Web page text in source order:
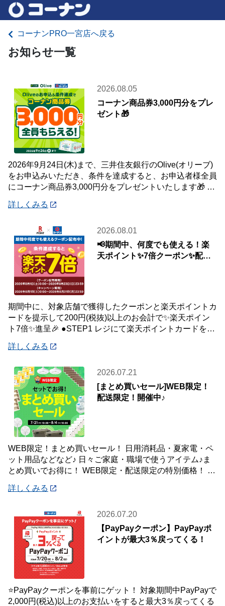
コーナンPRO一宮店へ戻る
お知らせ一覧
2026.08.05
コーナン商品券3,000円分をプレ
ゼント🎁
2026年9月24日(木)まで、三井住友銀行のOlive(オリーブ)
をお申込みいただき、条件を達成すると、お申込者様全員
にコーナン商品券3,000円分をプレゼントいたします🎁 詳
詳しくみる
2026.08.01
📢期間中、何度でも使える！楽
天ポイント✨7倍クーポン✨配布
期間中に、対象店舗で獲得したクーポンと楽天ポイントカ
ードを提示して200円(税抜)以上のお会計で✨楽天ポイン
ト7倍✨進呈🎉 ●STEP1 レジにて楽天ポイントカードを提
詳しくみる
2026.07.21
[まとめ買いセール]WEB限定！
配送限定！開催中♪
WEB限定！まとめ買いセール！ 日用消耗品・夏家電・ペ
ット用品などなど♪ 日々ご家庭・職場で使うアイテム♪ま
とめ買いでお得に！ WEB限定・配送限定の特別価格！ た
詳しくみる
2026.07.20
【PayPayクーポン】PayPayポ
イントが最大3％戻ってくる！
⭐PayPayクーポンを事前にゲット！ 対象期間中PayPayで
2,000円(税込)以上のお支払いをすると最大3％戻ってくる